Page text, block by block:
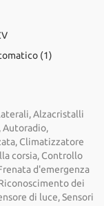
(1)
Alzacristalli
Autoradio,
Climatizzatore
corsia, Controllo
d'emergenza
dei
di luce, Sensori